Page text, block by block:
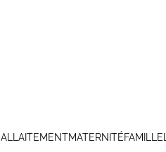
ALLAITEMENTMATERNITÉFAMILLE